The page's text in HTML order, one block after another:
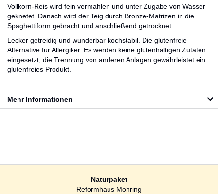
Vollkorn-Reis wird fein vermahlen und unter Zugabe von Wasser
geknetet. Danach wird der Teig durch Bronze-Matrizen in die
Spaghettiform gebracht und anschließend getrocknet.
Lecker getreidig und wunderbar kochstabil. Die glutenfreie
Alternative für Allergiker. Es werden keine glutenhaltigen Zutaten
eingesetzt, die Trennung von anderen Anlagen gewährleistet ein
glutenfreies Produkt.
Mehr Informationen
Naturpaket
Reformhaus Mohring